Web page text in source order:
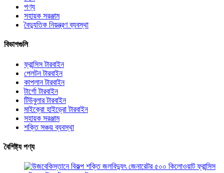
পণ্য
সহায়ক সরঞ্জাম
বৈদ্যুতিক নিয়ন্ত্রণ ব্যবস্থা
বিভাগগুলি
ফ্রান্সিস টারবাইন
পেলটন টারবাইন
কাপলান টারবাইন
টার্গো টারবাইন
টিউবুলার টারবাইন
মাইক্রো হাইড্রো টারবাইন
সহায়ক সরঞ্জাম
শক্তি সঞ্চয় ব্যবস্থা
বৈশিষ্ট্য পণ্য